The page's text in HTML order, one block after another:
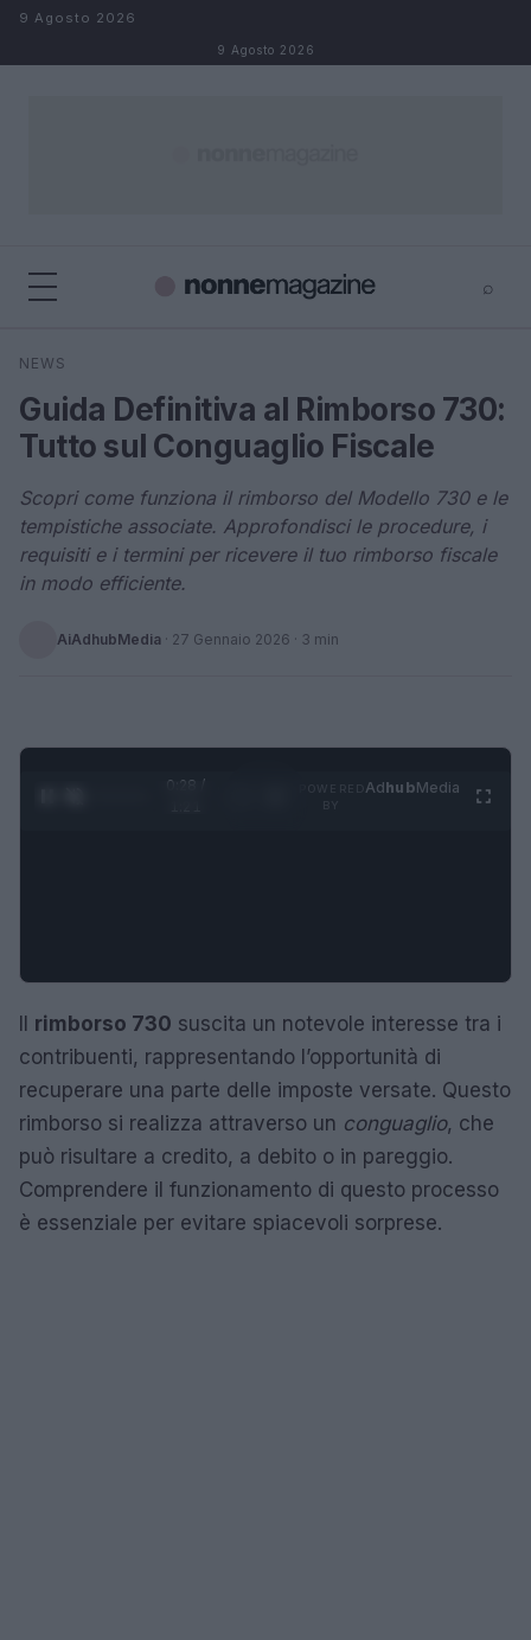
Salta al contenuto
9 Agosto 2026
9 Agosto 2026
⌕
Cerca
NEWS
Guida Definitiva al Rimborso 730:
Tutto sul Conguaglio Fiscale
Scopri come funziona il rimborso del Modello 730 e le
tempistiche associate. Approfondisci le procedure, i
requisiti e i termini per ricevere il tuo rimborso fiscale
in modo efficiente.
AiAdhubMedia · 27 Gennaio 2026 · 3 min
0:29 /
AdhubMedia
rimborso 730 suscita un notevole interesse tra i
contribuenti, rappresentando l’opportunità di
recuperare una parte delle imposte versate. Questo
rimborso si realizza attraverso un conguaglio, che
può risultare a credito, a debito o in pareggio.
Comprendere il funzionamento di questo processo
è essenziale per evitare spiacevoli sorprese.